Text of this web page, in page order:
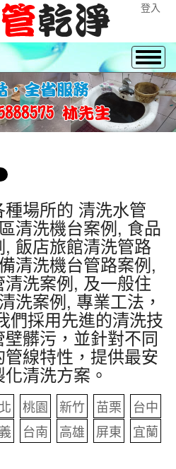
登入
場所的 清洗水管
清洗機台案例, 食品
飯店旅館清洗管路
清洗機台管路案例,
洗案例, 及一般住
洗案例, 專業工法，
們採用先進的清洗技
髒污，並針對不同
線特性，提供最安
清洗方案。
桃園 新竹 苗栗
台中
台南 高雄 屏東
宜蘭